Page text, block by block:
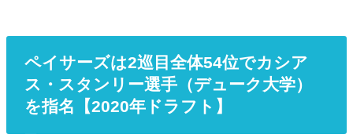
ペイサーズは2巡目全体54位でカシア
ス・スタンリー選手（デューク大学）
を指名【2020年ドラフト】